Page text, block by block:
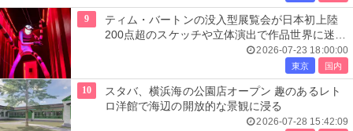
9
ティム・バートンの没入型展覧会が日本初上陸
200点超のスケッチや立体演出で作品世界に迷い
2026-07-23 18:00:00
東京 国内
10
スタバ、横浜海の公園店オープン 趣のあるレト
ロ洋館で海辺の開放的な景観に浸る
2026-07-28 15:42:09